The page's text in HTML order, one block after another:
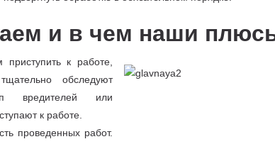
и в чем наши
к работе,
обследуют
вредителей или
к работе.
проведенных работ.